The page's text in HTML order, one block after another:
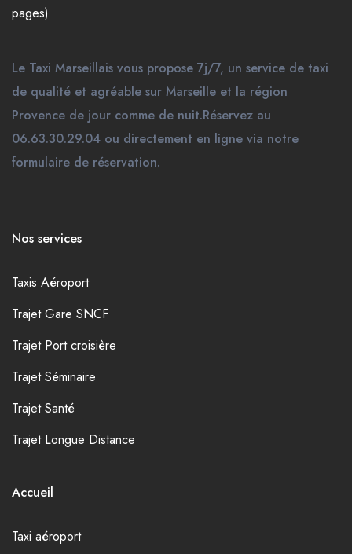
pages)
Le Taxi Marseillais vous propose 7j/7, un service de taxi
de qualité et agréable sur Marseille et la région
Provence de jour comme de nuit.Réservez au
06.63.30.29.04 ou directement en ligne via notre
formulaire de réservation.
Nos services
Taxis Aéroport
Trajet Gare SNCF
Trajet Port croisière
Trajet Séminaire
Trajet Santé
Trajet Longue Distance
Accueil
Taxi aéroport